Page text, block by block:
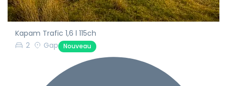
Kapam Trafic 1,6 l 115ch
2
Gap Nouveau